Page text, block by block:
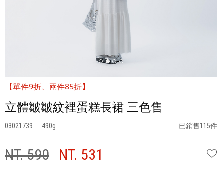
【單件9折、兩件85折】
立體皺皺紋裡蛋糕長裙 三色售
03021739 490 已銷售115件
NT. 590 NT. 531